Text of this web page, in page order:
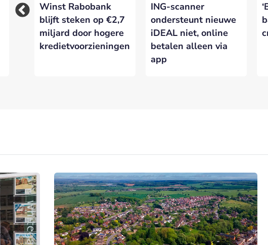
Winst Rabobank
blijft steken op €2,7
miljard door hogere
kredietvoorzieningen
ING-scanner
ondersteunt nieuwe
iDEAL niet, online
betalen alleen via
app